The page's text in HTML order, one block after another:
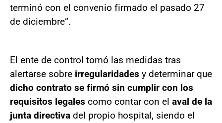
terminó con el convenio firmado el pasado 27
de diciembre”.
El ente de control tomó las medidas tras
alertarse sobre irregularidades y determinar que
dicho contrato se firmó sin cumplir con los
requisitos legales como contar con el aval de la
junta directiva del propio hospital, siendo el